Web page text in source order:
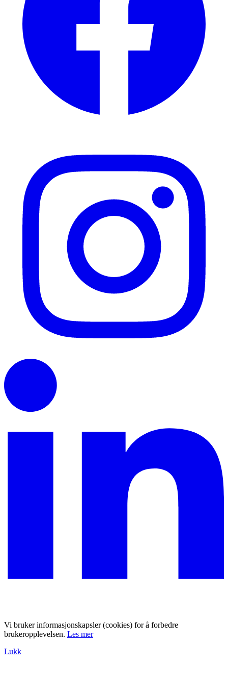
Vi bruker informasjonskapsler (cookies) for å forbedre
brukeropplevelsen. Les mer
Lukk